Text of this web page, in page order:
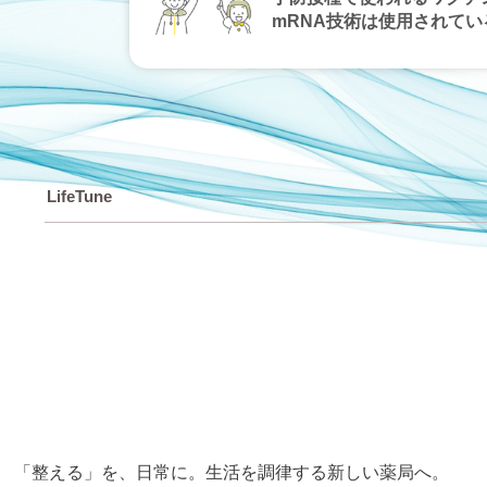
mRNA技術は使用されてい
LifeTune
「整える」を、⽇常に。⽣活を調律する新しい薬局へ。